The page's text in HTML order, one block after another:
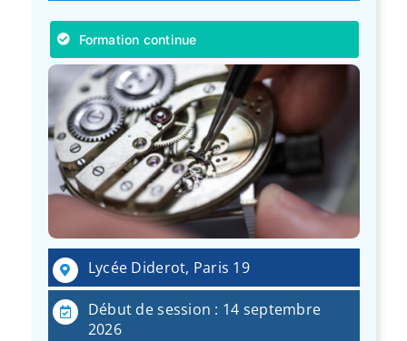
Formation continue
Lycée Diderot, Paris 19
Début de session : 14 septembre
2026